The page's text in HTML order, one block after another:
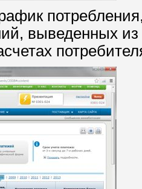
выведенных